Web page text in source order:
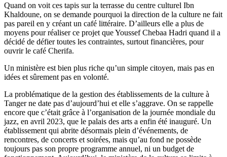
Quand on voit ces tapis sur la terrasse du centre culturel Ibn
Khaldoune, on se demande pourquoi la direction de la culture ne fait
pas pareil en y créant un café littéraire. D’ailleurs elle a plus de
moyens pour réaliser ce projet que Youssef Chebaa Hadri quand il a
décidé de défier toutes les contraintes, surtout financières, pour
ouvrir le café Cherifa.
Un ministère est bien plus riche qu’un simple citoyen, mais pas en
idées et sûrement pas en volonté.
La problématique de la gestion des établissements de la culture à
Tanger ne date pas d’aujourd’hui et elle s’aggrave. On se rappelle
encore que c’était grâce à l’organisation de la journée mondiale du
jazz, en avril 2023, que le palais des arts a enfin été inauguré. Un
établissement qui abrite désormais plein d’événements, de
rencontres, de concerts et soirées, mais qu’au fond ne possède
toujours pas son propre programme annuel, ni un budget de